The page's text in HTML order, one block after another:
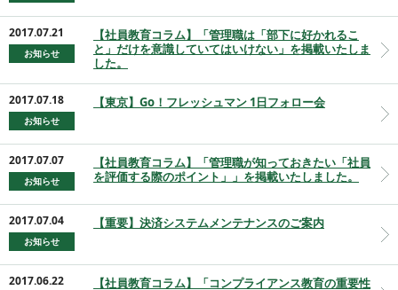
2017.07.21
お知らせ
【社員教育コラム】「管理職は「部下に好かれるこ
と」だけを意識していてはいけない」を掲載いたしま
した。
2017.07.18
お知らせ
【東京】Go！フレッシュマン 1日フォロー会
2017.07.07
お知らせ
【社員教育コラム】「管理職が知っておきたい「社員
を評価する際のポイント」」を掲載いたしました。
2017.07.04
お知らせ
【重要】決済システムメンテナンスのご案内
2017.06.22
【社員教育コラム】「コンプライアンス教育の重要性